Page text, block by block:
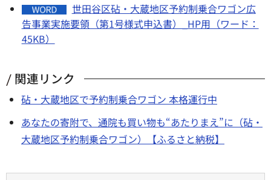
世田谷区砧・大蔵地区予約制乗合ワゴン広
告事業実施要領（第1号様式申込書）_HP用（ワード：
45KB）
関連リンク
砧・大蔵地区で予約制乗合ワゴン 本格運行中
あなたの寄附で、通院も買い物も“あたりまえ”に（砧・
大蔵地区予約制乗合ワゴン）【ふるさと納税】